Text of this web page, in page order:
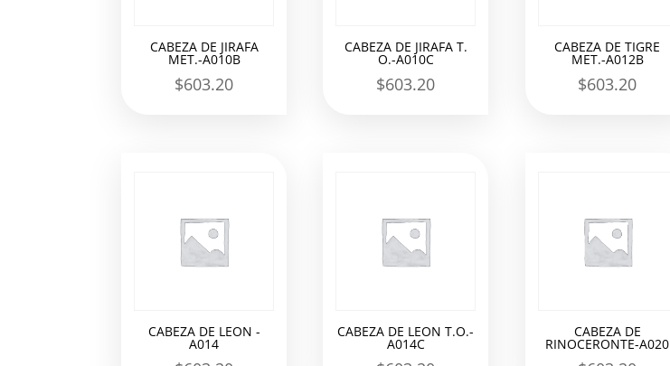
CABEZA DE JIRAFA
MET.-A010B
$603.20
CABEZA DE JIRAFA T.
O.-A010C
$603.20
CABEZA DE TIGRE
MET.-A012B
$603.20
CABEZA DE LEON -
A014
CABEZA DE LEON T.O.-
A014C
CABEZA DE
RINOCERONTE-A020